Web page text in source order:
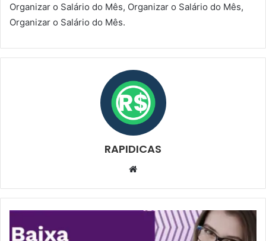
Organizar o Salário do Mês, Organizar o Salário do Mês,
Organizar o Salário do Mês.
RAPIDICAS
Website